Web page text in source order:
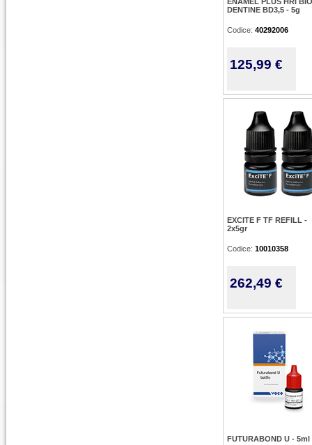
DENTINE BD3,5 - 5g
Codice: 40292006
125,99 €
EXCITE F TF REFILL -
2x5gr
Codice: 10010358
262,49 €
FUTURABOND U - 5ml